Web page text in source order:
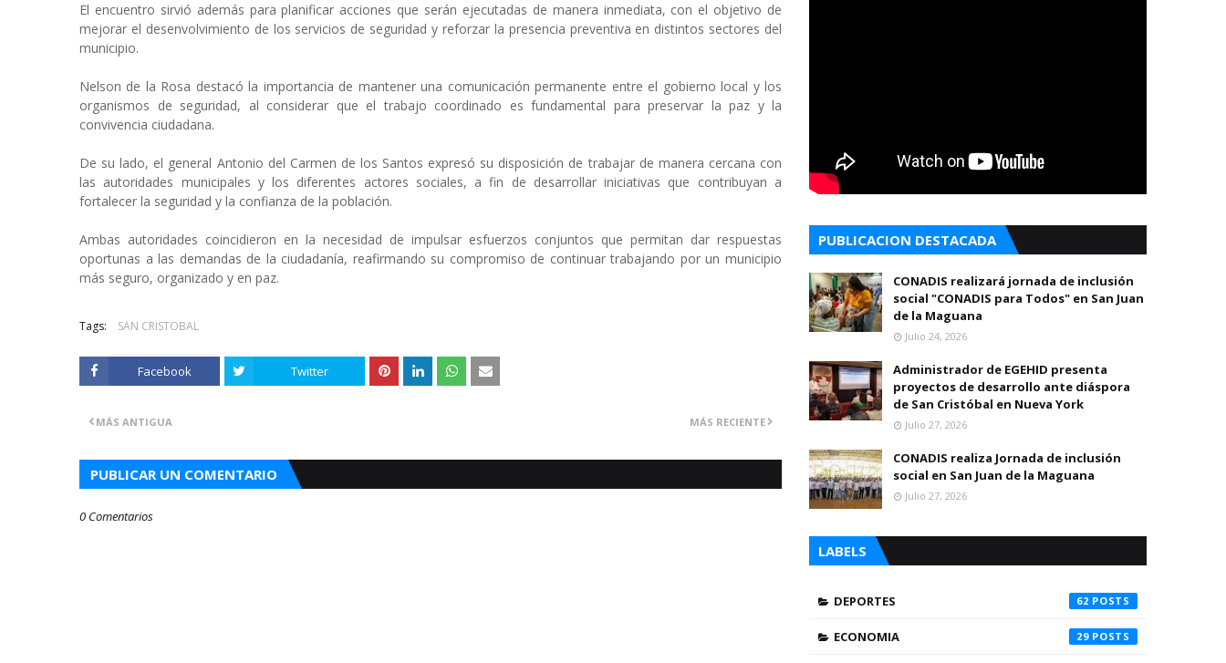
El encuentro sirvió además para planificar acciones que serán ejecutadas de manera inmediata, con el objetivo de
mejorar el desenvolvimiento de los servicios de seguridad y reforzar la presencia preventiva en distintos sectores del
municipio.
Nelson de la Rosa destacó la importancia de mantener una comunicación permanente entre el gobierno local y los
organismos de seguridad, al considerar que el trabajo coordinado es fundamental para preservar la paz y la
convivencia ciudadana.
De su lado, el general Antonio del Carmen de los Santos expresó su disposición de trabajar de manera cercana con
las autoridades municipales y los diferentes actores sociales, a fin de desarrollar iniciativas que contribuyan a
fortalecer la seguridad y la confianza de la población.
Ambas autoridades coincidieron en la necesidad de impulsar esfuerzos conjuntos que permitan dar respuestas
oportunas a las demandas de la ciudadanía, reafirmando su compromiso de continuar trabajando por un municipio
más seguro, organizado y en paz.
Tags: SAN CRISTOBAL
Facebook Twitter
MÁS RECIENTE
MÁS ANTIGUA
PUBLICAR UN COMENTARIO
0 Comentarios
PUBLICACION DESTACADA
CONADIS realizará jornada de inclusión
social "CONADIS para Todos" en San Juan
de la Maguana
Julio 24, 2026
Administrador de EGEHID presenta
proyectos de desarrollo ante diáspora
de San Cristóbal en Nueva York
Julio 27, 2026
CONADIS realiza Jornada de inclusión
social en San Juan de la Maguana
Julio 27, 2026
LABELS
DEPORTES 62
ECONOMIA 29